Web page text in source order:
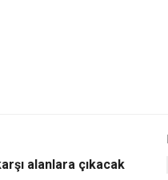
alanlara çıkacak